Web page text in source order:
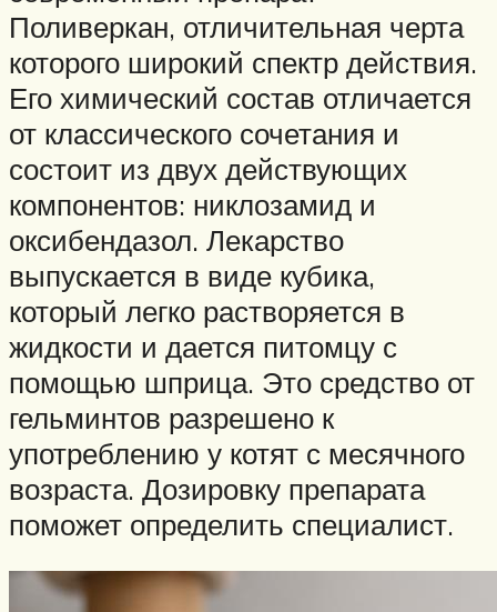
Поливеркан, отличительная черта
которого широкий спектр действия.
Его химический состав отличается
от классического сочетания и
состоит из двух действующих
компонентов: никлозамид и
оксибендазол. Лекарство
выпускается в виде кубика,
который легко растворяется в
жидкости и дается питомцу с
помощью шприца. Это средство от
гельминтов разрешено к
употреблению у котят с месячного
возраста. Дозировку препарата
поможет определить специалист.